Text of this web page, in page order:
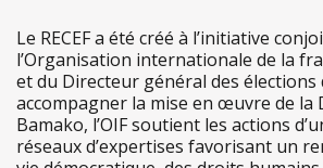
Le RECEF a été créé à l’initiative
l’Organisation internationale de la
et du Directeur général des élections
accompagner la mise en œuvre de la
Bamako, l’OIF soutient les actions
réseaux d’expertises favorisant un